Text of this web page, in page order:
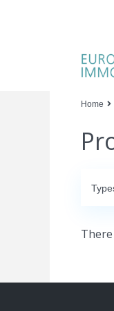
Home